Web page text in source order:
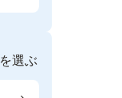
を選ぶ